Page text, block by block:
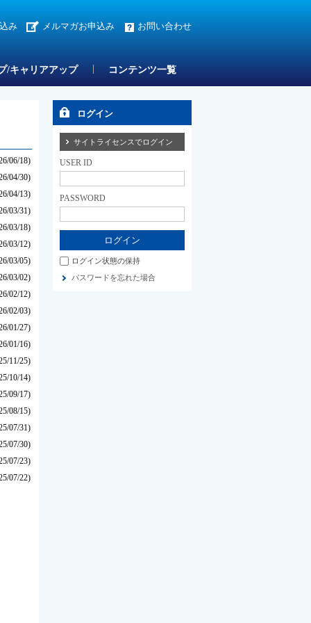
み メルマガお申込み お問い合わせ
/キャリアアップ コンテンツ一覧
06/18)
04/30)
04/13)
03/31)
03/18)
03/12)
03/05)
03/02)
02/12)
02/03)
01/27)
01/16)
11/25)
10/14)
09/17)
08/15)
07/31)
07/30)
07/23)
07/22)
ログイン
サイトライセンスでログイン
USER ID
PASSWORD
ログイン状態の保持
パスワードを忘れた場合